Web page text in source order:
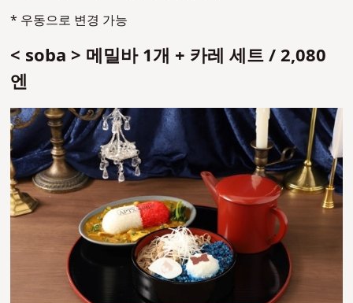
* 우동으로 변경 가능
< soba > 메밀바 1개 + 카레 세트 / 2,080
엔